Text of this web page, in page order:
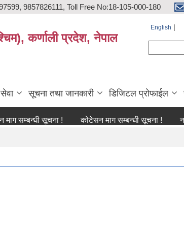
9857826111, Toll Free No:18-105-000-180
कर्णाली प्रदेश, नेपाल
English
सूचना तथा जानकारी डिजिटल प्रोफाईल
सूचना ! कोटेसन माग सम्बन्धी सूचना ! नविकरण